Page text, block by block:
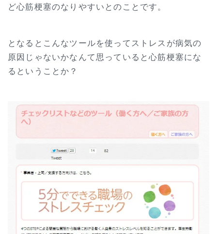
ど心筋梗塞のなりやすいとのことです。
となるとこんなツールを使ってストレスが病気の
原因じゃないかなんて思っていると心筋梗塞にな
るということか？